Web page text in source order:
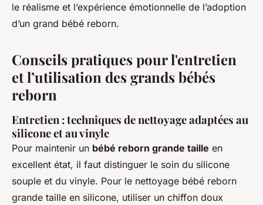
le réalisme et l’expérience émotionnelle de l’adoption
d’un grand bébé reborn.
Conseils pratiques pour l'entretien
et l’utilisation des grands bébés
reborn
Entretien : techniques de nettoyage adaptées au
silicone et au vinyle
Pour maintenir un bébé reborn grande taille en
excellent état, il faut distinguer le soin du silicone
souple et du vinyle. Pour le nettoyage bébé reborn
grande taille en silicone, utiliser un chiffon doux